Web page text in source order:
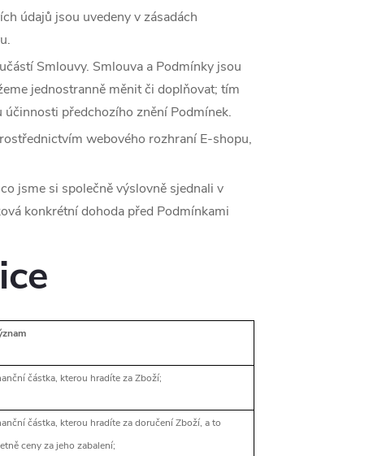
údajů jsou uvedeny v zásadách
Smlouvy. Smlouva a Podmínky jsou
jednostranně měnit či doplňovat; tím
předchozího znění Podmínek.
webového rozhraní E-shopu,
jsme si společně výslovně sjednali v
konkrétní dohoda před Podmínkami
částka, kterou hradíte za Zboží;
částka, kterou hradíte za doručení Zboží, a to
ceny za jeho zabalení;